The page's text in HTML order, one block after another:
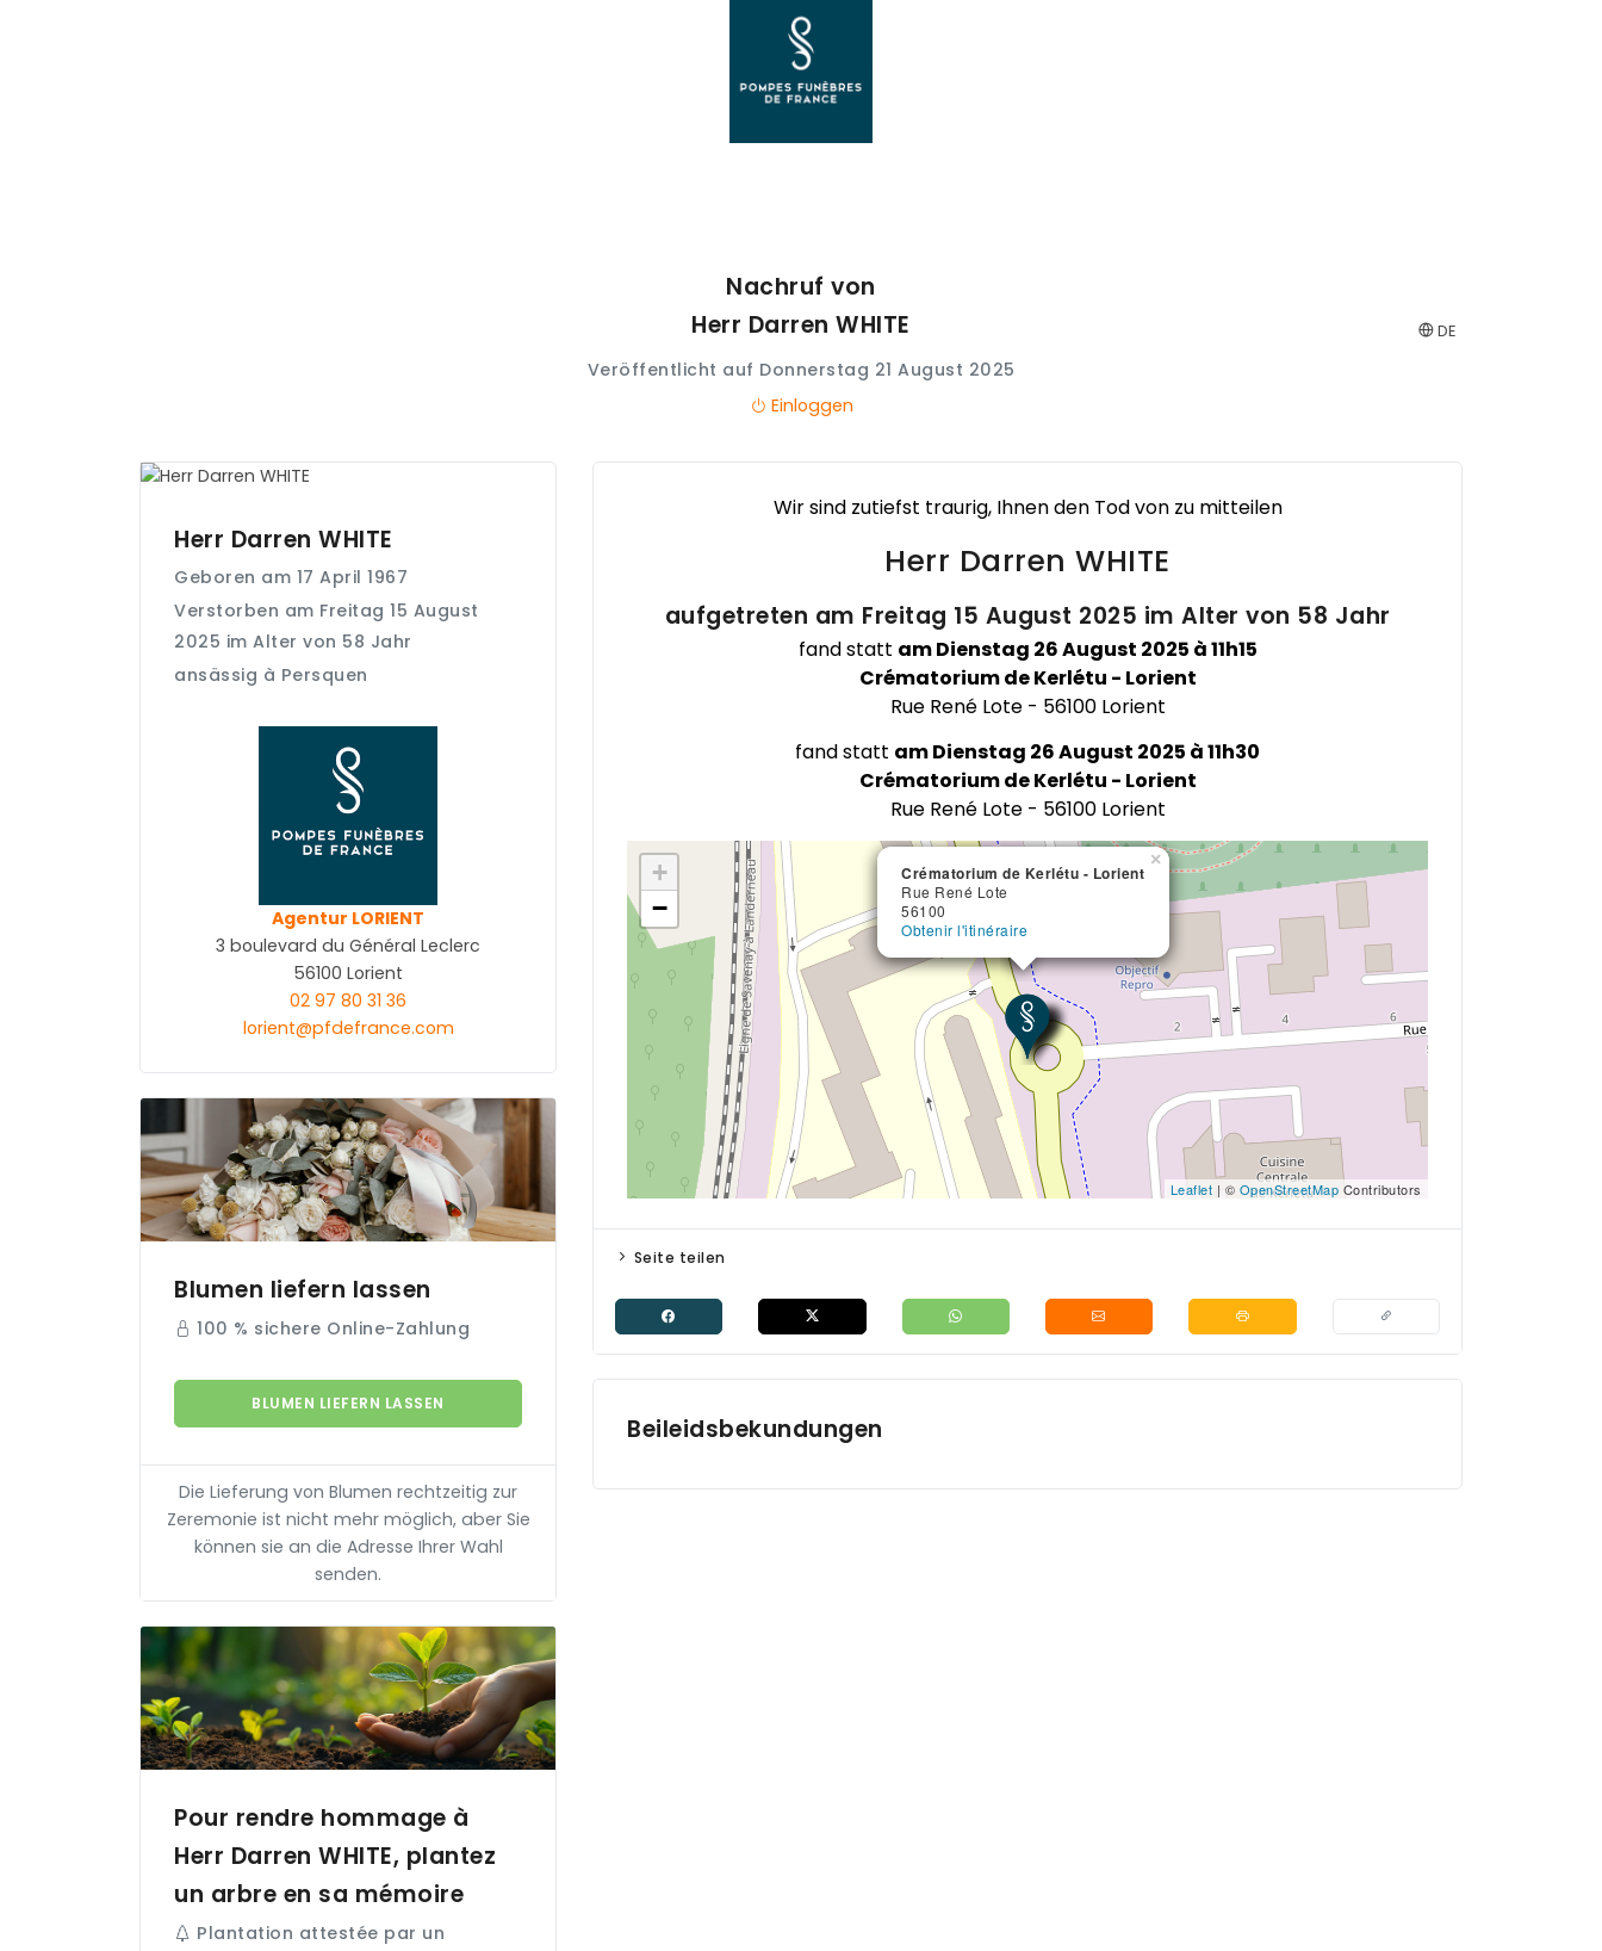
Nachruf von
Herr DarrenWHITE
Veröffentlicht auf Donnerstag 21 August 2025
Einloggen
DE
Herr DarrenWHITE
Geboren am 17 April 1967
Verstorben am Freitag 15 August
2025 im Alter von 58 Jahr
ansässig à Persquen
Agentur LORIENT
3 boulevard du Général Leclerc
56100 Lorient
02 97 80 31 36
lorient@pfdefrance.com
Blumen liefern lassen
100 % sichere Online-Zahlung
BLUMEN LIEFERN LASSEN
Die Lieferung von Blumen rechtzeitig zur
Zeremonie ist nicht mehr möglich, aber Sie
können sie an die Adresse Ihrer Wahl
senden.
Pour rendre hommage à
Herr DarrenWHITE, plantez
un arbre en sa mémoire
Plantation attestée par un
Wir sind zutiefst traurig, Ihnen den Tod von zu mitteilen
Herr DarrenWHITE
aufgetreten am Freitag 15 August 2025 im Alter von 58 Jahr
fand statt am Dienstag 26 August 2025 à 11h15
Crématorium de Kerlétu - Lorient
Rue René Lote - 56100 Lorient
fand statt am Dienstag 26 August 2025 à 11h30
Crématorium de Kerlétu - Lorient
Rue René Lote - 56100 Lorient
Crématorium de Kerlétu - Lorient
Rue René Lote
56100
Obtenir l'itinéraire
×
Crématorium de Kerlétu - Lorient
Rue René Lote
56100
Obtenir l'itinéraire
×
+
−
Leaflet | © OpenStreetMap Contributors
Seite teilen
Beileidsbekundungen